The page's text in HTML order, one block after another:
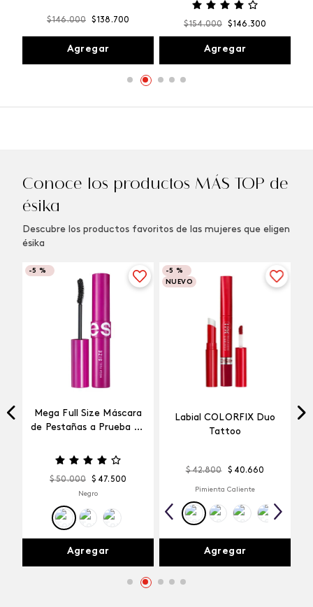
$146.000 $138 .700
Agregar
$154.000 $146 .300
Agregar
Conoce los productos MÁS TOP de
ésika
Descubre los productos favoritos de las mujeres que eligen
ésika
-5 %
Mega Full Size Máscara
de Pestañas a Prueba de
$ 50.000 $ 47. 500
Negro
Agregar
-5 %
NUEVO
Labial COLORFIX Duo
Tattoo
$ 42.800 $ 40.660
Pimienta Caliente
Agregar